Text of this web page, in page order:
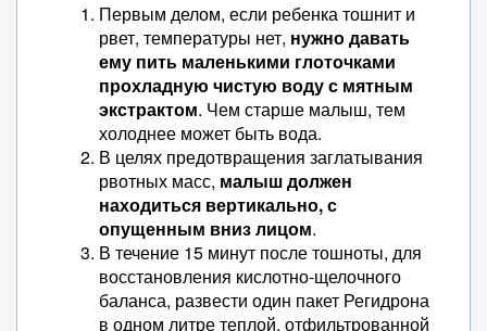
Первым делом, если ребенка тошнит и
рвет, температуры нет, нужно давать
ему пить маленькими глоточками
прохладную чистую воду с мятным
экстрактом. Чем старше малыш, тем
холоднее может быть вода.
В целях предотвращения заглатывания
рвотных масс, малыш должен
находиться вертикально, с
опущенным вниз лицом.
В течение 15 минут после тошноты, для
восстановления кислотно-щелочного
баланса, развести один пакет Регидрона
в одном литре теплой, отфильтрованной